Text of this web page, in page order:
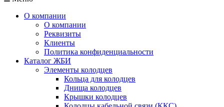
О компании
О компании
Реквизиты
Клиенты
Политика конфиденциальности
Каталог ЖБИ
Элементы колодцев
Кольца для колодцев
Днища колодцев
Крышки колодцев